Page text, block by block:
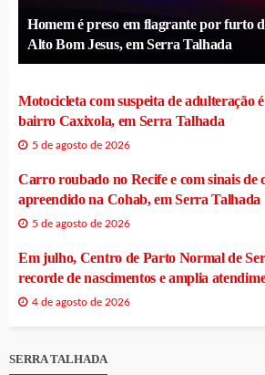
Homem é preso em flagrante por furto
Alto Bom Jesus, em Serra Talhada
Motocicleta com suspeita de adulteração
bairro Caxixola, em Serra Talhada
5 de agosto de 2026
Carro roubado no Recife e com sinais de
apreendido na Cohab, em Serra Talhada
5 de agosto de 2026
Em julho, Centro de Parto Normal de
recorde de nascimentos e amplia
4 de agosto de 2026
SERRA TALHADA